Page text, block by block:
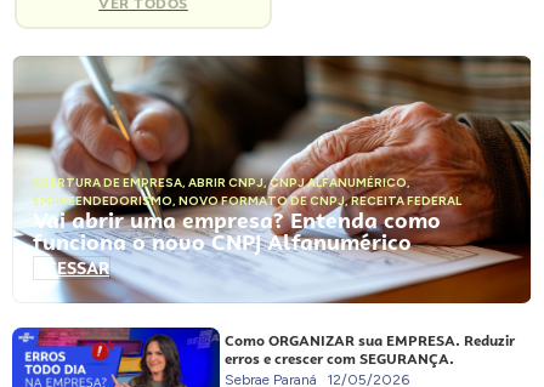
ABERTURA DE EMPRESA, ABRIR CNPJ,CNPJ ALFANUMÉRICO,
EMPREENDEDORISMO, NOVO FORMATO DE CNPJ,RECEITA FEDERAL
Vai abrir uma empresa? Entenda como
funciona o novo CNPJ Alfanumérico
ACESSAR
Como ORGANIZAR sua EMPRESA. Reduzir
erros e crescer com SEGURANÇA.
Sebrae Paraná 12/05/2026